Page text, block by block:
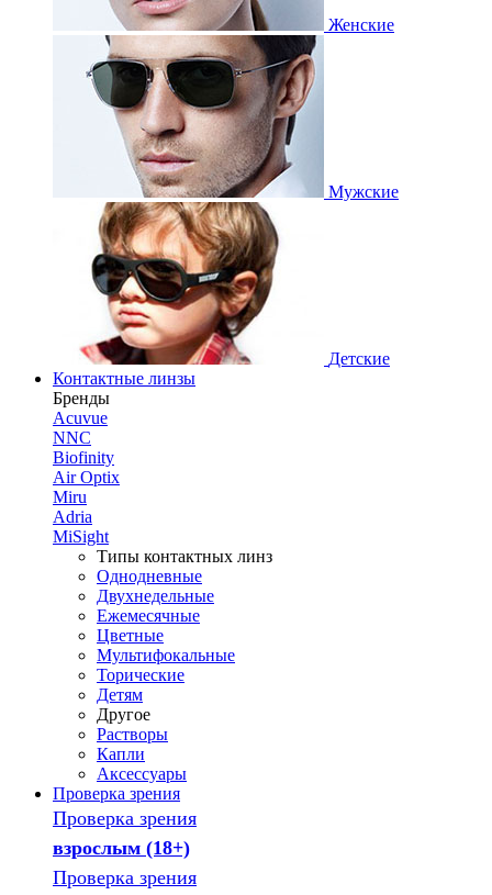
Женские
Мужские
Детские
Контактные линзы
Бренды
Acuvue
NNC
Biofinity
Air Optix
Miru
Adria
MiSight
Типы контактных линз
Однодневные
Двухнедельные
Ежемесячные
Цветные
Мультифокальные
Торические
Детям
Другое
Растворы
Капли
Аксессуары
Проверка зрения
Проверка зрения
взрослым (18+)
Проверка зрения